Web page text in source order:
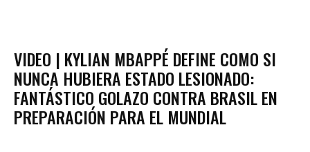
VIDEO | KYLIAN MBAPPÉ DEFINE COMO SI
NUNCA HUBIERA ESTADO LESIONADO:
FANTÁSTICO GOLAZO CONTRA BRASIL EN
PREPARACIÓN PARA EL MUNDIAL